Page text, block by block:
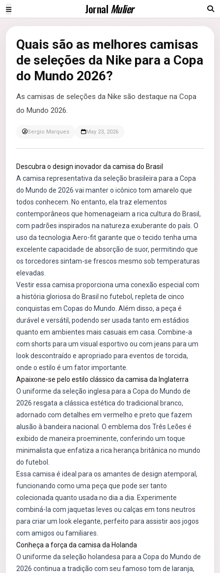
JornalMulier
Quais são as melhores camisas
de seleções da Nike para a Copa
do Mundo 2026?
As camisas de seleções da Nike são destaque na Copa
do Mundo 2026.
Sergio Marques May 23, 2026
Descubra o design inovador da camisa do Brasil
A camisa representativa da seleção brasileira para a Copa
do Mundo de 2026 vai manter o icônico tom amarelo que
todos conhecem. No entanto, ela traz elementos
contemporâneos que homenageiam a rica cultura do Brasil,
com padrões inspirados na natureza exuberante do país. O
uso da tecnologia Aero-fit garante que o tecido tenha uma
excelente capacidade de absorção de suor, permitindo que
os torcedores sintam-se frescos mesmo sob temperaturas
elevadas.
Vestir essa camisa proporciona uma conexão especial com
a história gloriosa do Brasil no futebol, repleta de cinco
conquistas em Copas do Mundo. Além disso, a peça é
durável e versátil, podendo ser usada tanto em estádios
quanto em ambientes mais casuais em casa. Combine-a
com shorts para um visual esportivo ou com jeans para um
look descontraído e apropriado para eventos de torcida,
onde o estilo é um fator importante.
Apaixone-se pelo estilo clássico da camisa da Inglaterra
O uniforme da seleção inglesa para a Copa do Mundo de
2026 resgata a clássica estética do tradicional branco,
adornado com detalhes em vermelho e preto que fazem
alusão à bandeira nacional. O emblema dos Três Leões é
exibido de maneira proeminente, conferindo um toque
minimalista que enfatiza a rica herança britânica no mundo
do futebol.
Essa camisa é ideal para os amantes de design atemporal,
funcionando como uma peça que pode ser tanto
colecionada quanto usada no dia a dia. Experimente
combiná-la com jaquetas leves ou calças em tons neutros
para criar um look elegante, perfeito para assistir aos jogos
com amigos ou familiares.
Conheça a força da camisa da Holanda
O uniforme da seleção holandesa para a Copa do Mundo de
2026 continua a tradição com seu famoso tom de laranja,